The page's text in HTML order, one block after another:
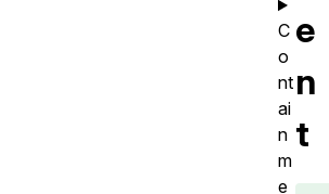
e
n
t
C
o
nt
ai
n
m
e